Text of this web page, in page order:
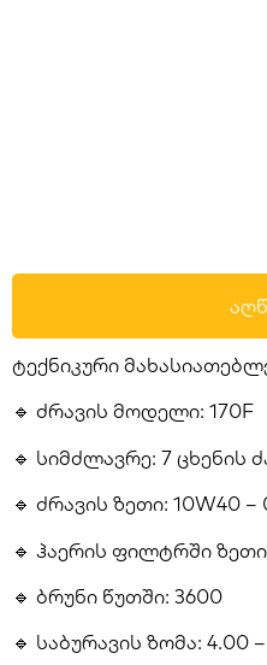
ტექნიკური
🔹 ძრავის მოდელი: 170F
🔹 სიმძლავრე: 7 ცხენის
🔹 ძრავის ზეთი: 10W40
🔹 ჰაერის ფილტრში
🔹 ბრუნი წუთში: 3600
🔹 საბურავის ზომა: 4.00